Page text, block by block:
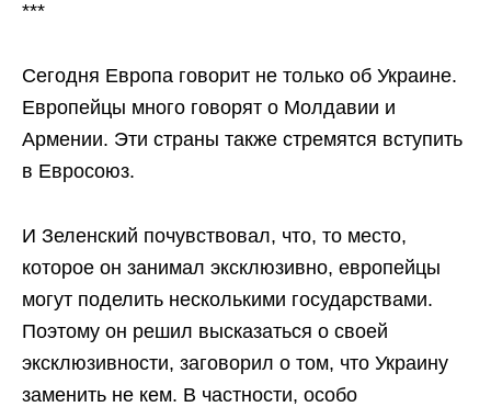
***
Сегодня Европа говорит не только об Украине.
Европейцы много говорят о Молдавии и
Армении. Эти страны также стремятся вступить
в Евросоюз.
И Зеленский почувствовал, что, то место,
которое он занимал эксклюзивно, европейцы
могут поделить несколькими государствами.
Поэтому он решил высказаться о своей
эксклюзивности, заговорил о том, что Украину
заменить не кем. В частности, особо